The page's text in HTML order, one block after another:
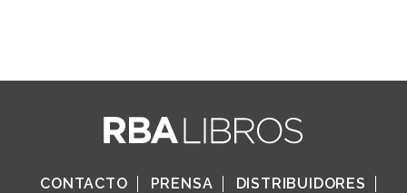
CONTACTO PRENSA
DISTRIBUIDORES